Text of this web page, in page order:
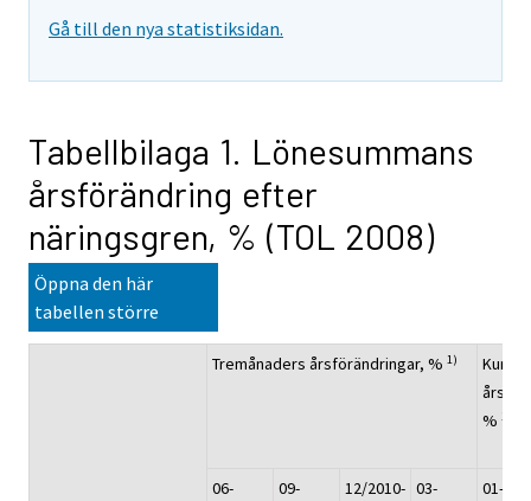
Gå till den nya statistiksidan.
Tabellbilaga 1. Lönesummans
årsförändring efter
näringsgren, % (TOL 2008)
Öppna den här
tabellen större
Tremånaders årsförändringar, % 1)
% 1)
06-
09-
12/2010- 03-
01-05/